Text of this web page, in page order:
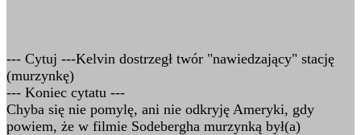
--- Cytuj ---Kelvin dostrzegł twór "nawiedzający" stację
(murzynkę)
--- Koniec cytatu ---
Chyba się nie pomylę, ani nie odkryję Ameryki, gdy
powiem, że w filmie Sodebergha murzynką był(a)